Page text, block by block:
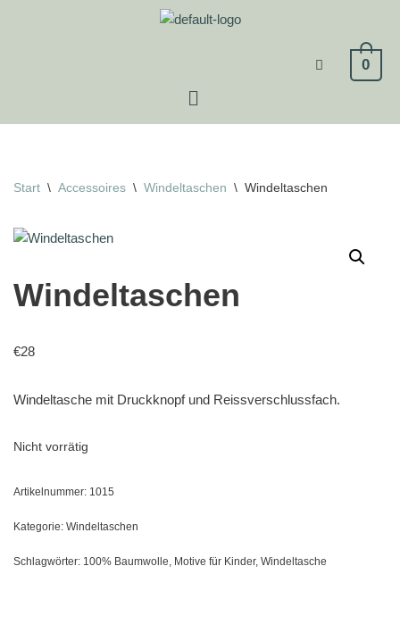
0
Start \ Accessoires \ Windeltaschen \ Windeltaschen
Windeltaschen
€28
Windeltasche mit Druckknopf und Reissverschlussfach.
Nicht vorrätig
Artikelnummer: 1015
Kategorie: Windeltaschen
Schlagwörter: 100% Baumwolle, Motive für Kinder, Windeltasche